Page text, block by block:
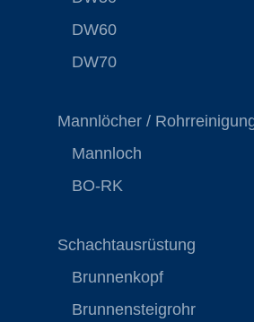
DW60
DW70
Mannlöcher /
Mannloch
BO-RK
Schachtausrüstung
Brunnenkopf
Brunnensteigrohr